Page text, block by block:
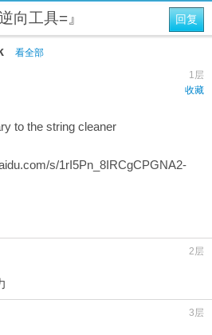
回复
向工具=』
看全部
1层
收藏
to the string cleaner
s/1rI5Pn_8IRCgCPGNA2-
2层
3层